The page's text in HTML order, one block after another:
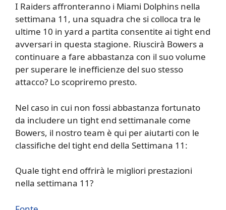
I Raiders affronteranno i Miami Dolphins nella
settimana 11, una squadra che si colloca tra le
ultime 10 in yard a partita consentite ai tight end
avversari in questa stagione. Riuscirà Bowers a
continuare a fare abbastanza con il suo volume
per superare le inefficienze del suo stesso
attacco? Lo scopriremo presto.
Nel caso in cui non fossi abbastanza fortunato
da includere un tight end settimanale come
Bowers, il nostro team è qui per aiutarti con le
classifiche del tight end della Settimana 11:
Quale tight end offrirà le migliori prestazioni
nella settimana 11?